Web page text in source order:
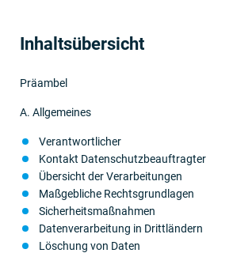
Inhaltsübersicht
Präambel
A. Allgemeines
Verantwortlicher
Kontakt Datenschutz­beauftragter
Übersicht der Verarbeitungen
Maßgebliche Rechtsgrundlagen
Sicherheitsmaßnahmen
Datenverar­beitung in Dritt­ländern
Löschung von Daten